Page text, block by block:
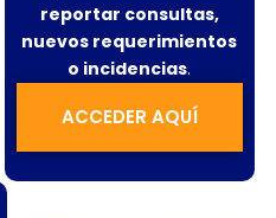
reportar consultas,
nuevos requerimientos
o incidencias.
ACCEDER AQUÍ